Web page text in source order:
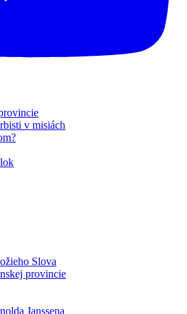
v misiách
Slova
provincie
Janssena